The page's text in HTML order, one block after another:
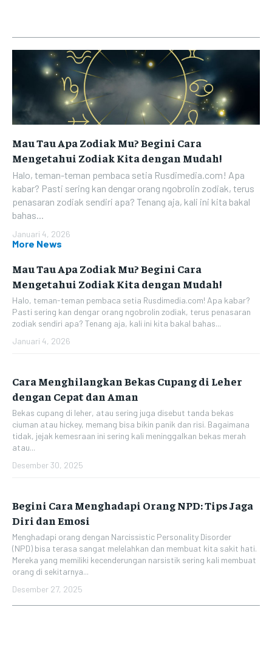
Mau Tau Apa Zodiak Mu? Begini Cara
Mengetahui Zodiak Kita dengan Mudah!
Halo, teman-teman pembaca setia Rusdimedia.com! Apa
kabar? Pasti sering kan dengar orang ngobrolin zodiak, terus
penasaran zodiak sendiri apa? Tenang aja, kali ini kita bakal
bahas...
Januari 4, 2026
More News
Mau Tau Apa Zodiak Mu? Begini Cara
Mengetahui Zodiak Kita dengan Mudah!
Halo, teman-teman pembaca setia Rusdimedia.com! Apa kabar?
Pasti sering kan dengar orang ngobrolin zodiak, terus penasaran
zodiak sendiri apa? Tenang aja, kali ini kita bakal bahas...
Januari 4, 2026
Cara Menghilangkan Bekas Cupang di Leher
dengan Cepat dan Aman
Bekas cupang di leher, atau sering juga disebut tanda bekas
ciuman atau hickey, memang bisa bikin panik dan risi. Bagaimana
tidak, jejak kemesraan ini sering kali meninggalkan bekas merah
atau...
Desember 30, 2025
Begini Cara Menghadapi Orang NPD: Tips Jaga
Diri dan Emosi
Menghadapi orang dengan Narcissistic Personality Disorder
(NPD) bisa terasa sangat melelahkan dan membuat kita sakit hati.
Mereka yang memiliki kecenderungan narsistik sering kali membuat
orang di sekitarnya...
Desember 27, 2025